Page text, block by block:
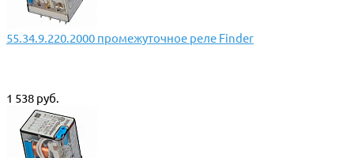
55.34.9.220.2000 промежуточное реле Finder
1 538 руб.